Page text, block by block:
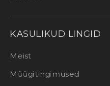
KASULIKUD LINGID
Meist
Müügitingimused